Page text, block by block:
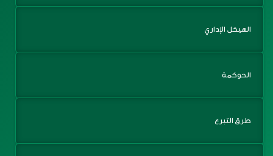
الهيكل الإداري
الحوكمة
طرق التبرع